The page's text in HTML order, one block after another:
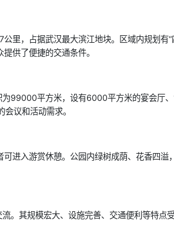
里，占据武汉最大滨江地块。区域内规划有
供了便捷的交通条件。
99000平方米，设有6000平方米的宴会厅
议和活动需求。
进入游赏休憩。公园内绿树成荫、花香四溢
。其规模宏大、设施完善、交通便利等特点